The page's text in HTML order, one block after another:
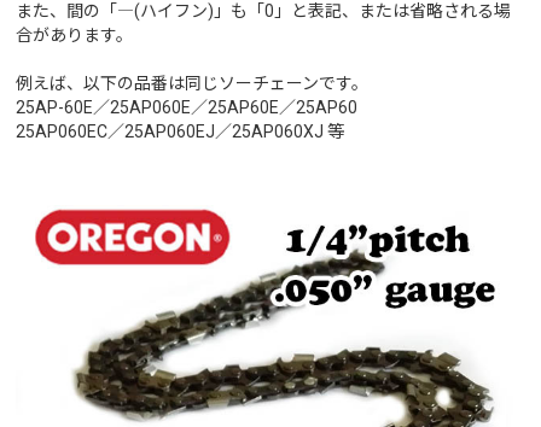
また、間の「―(ハイフン)」も「0」と表記、または省略される場
合があります。
例えば、以下の品番は同じソーチェーンです。
25AP-60E／25AP060E／25AP60E／25AP60
25AP060EC／25AP060EJ／25AP060XJ 等